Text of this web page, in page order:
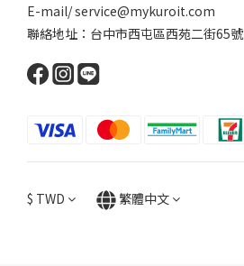
E-mail/ service@mykuroit.com
聯絡地址：台中市西屯區西苑二街65號
$ TWD 繁體中文